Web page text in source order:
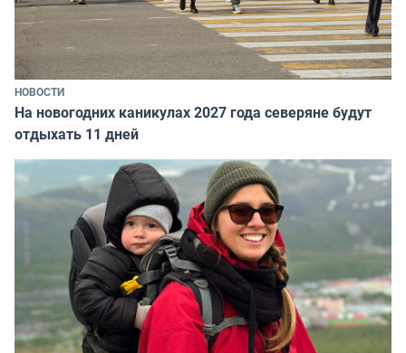
НОВОСТИ
На новогодних каникулах 2027 года северяне будут
отдыхать 11 дней